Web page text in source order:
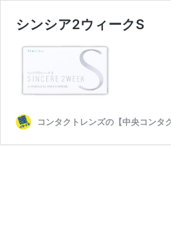
シンシア2ウィークS
コンタクトレンズの【中央コンタ